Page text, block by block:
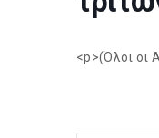
<p>(Όλοι οι